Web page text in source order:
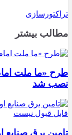
تراکتورسازی
مطالب بیشتر
طرح «ما ملت
نصب شد
تامین برق